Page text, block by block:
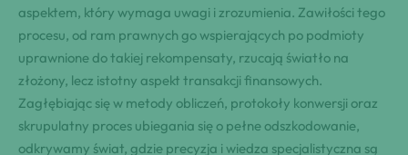
aspektem, który wymaga uwagi i zrozumienia. Zawiłości tego
procesu, od ram prawnych go wspierających po podmioty
uprawnione do takiej rekompensaty, rzucają światło na
złożony, lecz istotny aspekt transakcji finansowych.
Zagłębiając się w metody obliczeń, protokoły konwersji oraz
skrupulatny proces ubiegania się o pełne odszkodowanie,
odkrywamy świat, gdzie precyzja i wiedza specjalistyczna są